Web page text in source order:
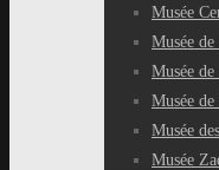
Musée
Musée
Musée
Musée
Musée
Musée